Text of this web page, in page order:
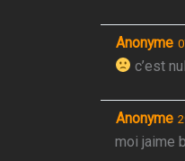
Anonyme
c’est nul
Anonyme
moi jaime